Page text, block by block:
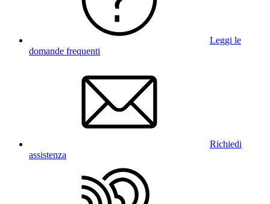
Leggi le
domande frequenti
Richiedi
assistenza